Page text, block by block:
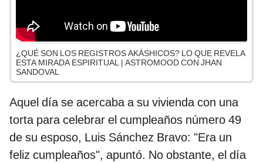
¿QUÉ SON LOS REGISTROS AKÁSHICOS? LO QUE REVELA
ESTA MIRADA ESPIRITUAL | ASTROMOOD CON JHAN
SANDOVAL
Aquel día se acercaba a su vivienda con una
torta para celebrar el cumpleaños número 49
de su esposo, Luis Sánchez Bravo: "Era un
feliz cumpleaños", apuntó. No obstante, el día